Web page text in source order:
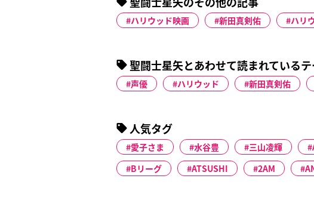
ハリウッド映画 新田真剣佑 ハリ
聖闘士星矢とあわせて読まれている
声優 ハリウッド 新田真剣佑
人気タグ
愛子さま 水谷豊 三山凌輝
Bリーグ
ATSUSHI 2AM